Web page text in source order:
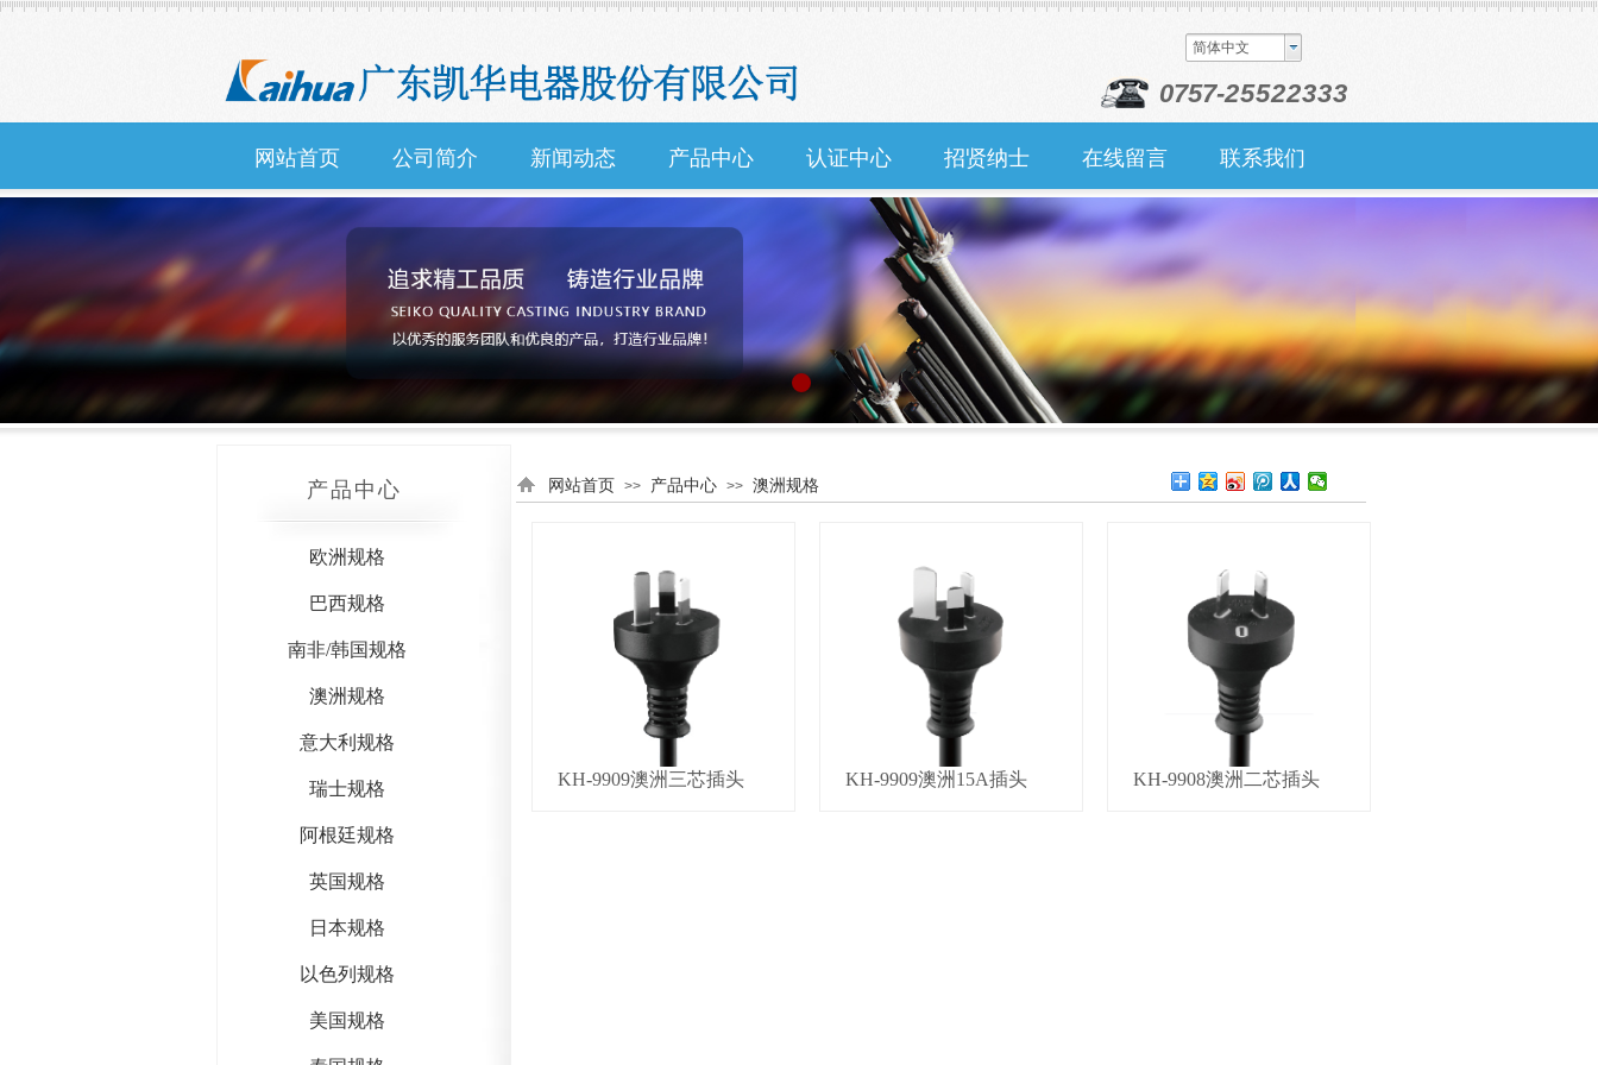
简体中文
0757-25522333
网站首页 公司简介 新闻动态 产品中心 认证中心 招贤纳士 在线留言 联系我们
产品中心 网站首页 >> 产品中心 >> 澳洲规格
KH-9909澳洲三芯插头 KH-9909澳洲15A插头 KH-9908澳洲二芯插头
欧洲规格
巴西规格
南非/韩国规格
澳洲规格
意大利规格
瑞士规格
阿根廷规格
英国规格
日本规格
以色列规格
美国规格